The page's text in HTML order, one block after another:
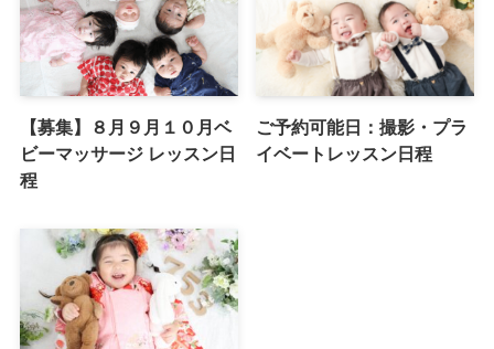
【募集】８月９月１０月ベ
ビーマッサージ レッスン日
程
ご予約可能日：撮影・プラ
イベートレッスン日程